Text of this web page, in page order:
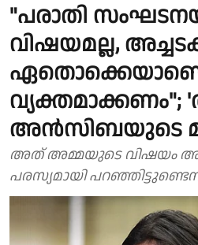
"പരാതി
വിഷയമല്ല,
അന്‍സിബയുടെ
അത് അമ്മയുടെ വിഷയം
പരസ്യമായി